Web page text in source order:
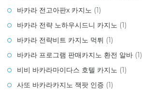
바카라 전고아판x 카지노 (1)
바카라 전략 노하우시드니 카지노 (1)
바카라 전략비트 카지노 먹튀 (1)
바카라 프로그램 판매카지노 환전 알바 (1)
비비 바카라마이다스 호텔 카지노 (1)
사또 바카라카지노 잭팟 인증 (1)